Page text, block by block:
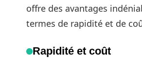
offre des avantages
termes de rapidité et de
Rapidité et coût